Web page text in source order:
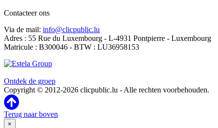
Contacteer ons
Via de mail: info@clicpublic.lu
Adres : 55 Rue du Luxembourg - L-4931 Pontpierre - Luxembourg
Matricule : B300046 - BTW : LU36958153
Ontdek de groep
Copyright © 2012-2026 clicpublic.lu - Alle rechten voorbehouden.
Terug naar boven
×